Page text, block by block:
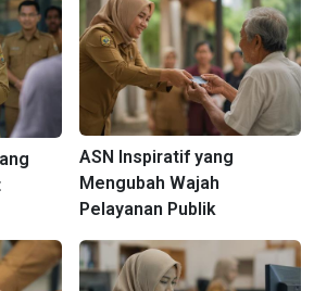
ASN Inspiratif yang
Mengubah Wajah
Pelayanan Publik